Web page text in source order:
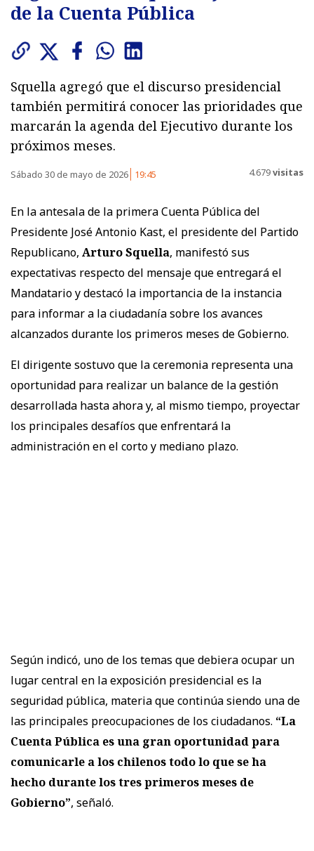
de la Cuenta Pública
Squella agregó que el discurso presidencial
también permitirá conocer las prioridades que
marcarán la agenda del Ejecutivo durante los
próximos meses.
Sábado 30 de mayo de 2026 19:45 4.679visitas
En la antesala de la primera Cuenta Pública del
Presidente José Antonio Kast, el presidente del Partido
Republicano, Arturo Squella, manifestó sus
expectativas respecto del mensaje que entregará el
Mandatario y destacó la importancia de la instancia
para informar a la ciudadanía sobre los avances
alcanzados durante los primeros meses de Gobierno.
El dirigente sostuvo que la ceremonia representa una
oportunidad para realizar un balance de la gestión
desarrollada hasta ahora y, al mismo tiempo, proyectar
los principales desafíos que enfrentará la
administración en el corto y mediano plazo.
Según indicó, uno de los temas que debiera ocupar un
lugar central en la exposición presidencial es la
seguridad pública, materia que continúa siendo una de
las principales preocupaciones de los ciudadanos. “La
Cuenta Pública es una gran oportunidad para
comunicarle a los chilenos todo lo que se ha
hecho durante los tres primeros meses de
Gobierno”, señaló.